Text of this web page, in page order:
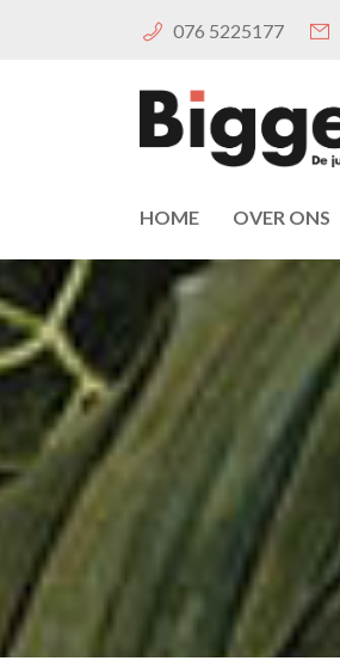
076 5225177
HOME OVER ONS